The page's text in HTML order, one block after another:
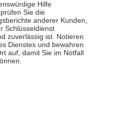
Hilfe
Sie die
anderer Kunden,
Schlüsseldienst
zuverlässig ist. Notieren
Dienstes und bewahren
auf, damit Sie im Notfall